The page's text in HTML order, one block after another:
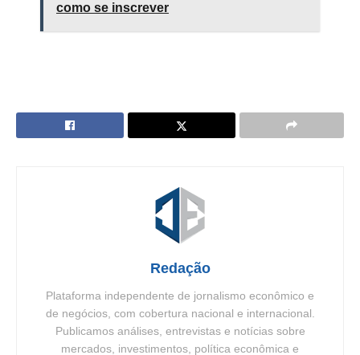
como se inscrever
Redação
Plataforma independente de jornalismo econômico e
de negócios, com cobertura nacional e internacional.
Publicamos análises, entrevistas e notícias sobre
mercados, investimentos, política econômica e